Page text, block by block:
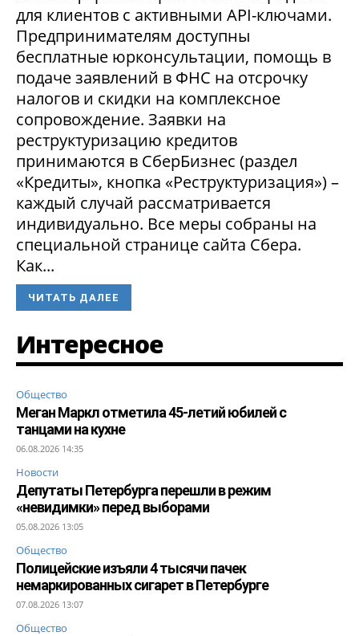
для клиентов с активными API-ключами.
Предпринимателям доступны
бесплатные юрконсультации, помощь в
подаче заявлений в ФНС на отсрочку
налогов и скидки на комплексное
сопровождение. Заявки на
реструктуризацию кредитов
принимаются в СберБизнес (раздел
«Кредиты», кнопка «Реструктуризация») –
каждый случай рассматривается
индивидуально. Все меры собраны на
специальной странице сайта Сбера.
Как...
ЧИТАТЬ ДАЛЕЕ
Интересное
Общество
Меган Маркл отметила 45-летий юбилей с
танцами на кухне
06.08.2026 14:35
Новости
Депутаты Петербурга перешли в режим
«невидимки» перед выборами
05.08.2026 13:05
Общество
Полицейские изъяли 4 тысячи пачек
немаркированных сигарет в Петербурге
07.08.2026 13:07
Общество